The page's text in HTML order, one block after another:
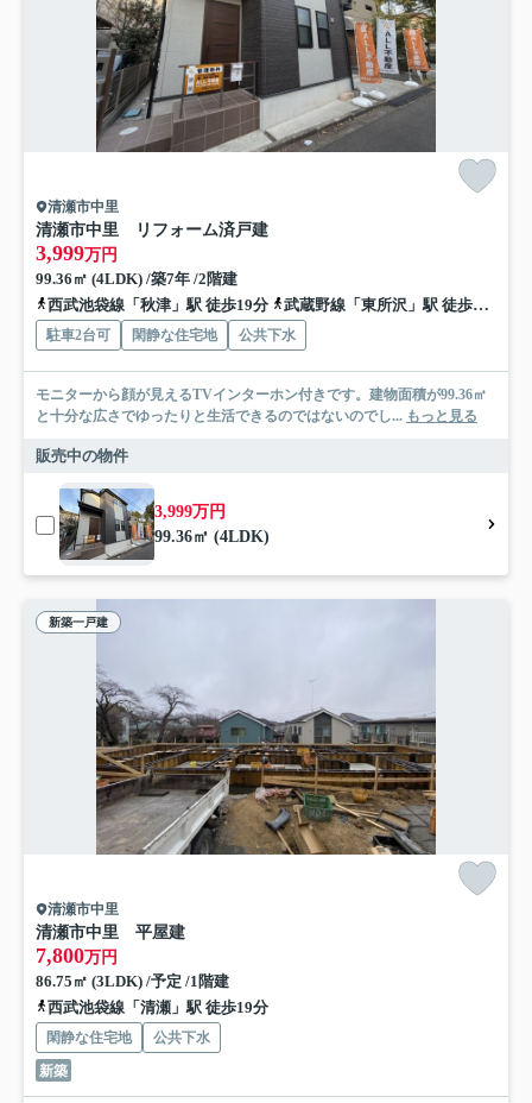
清瀬市中里
清瀬市中里 リフォーム済戸建
3,999万円
99.36㎡ (4LDK) /築7年 /2階建
西武池袋線「秋津」駅 徒歩19分
武蔵野線「東所沢」駅 徒歩24分
駐車2台可 閑静な住宅地 公共下水
モニターから顔が見えるTVインターホン付きです。建物面積が99.36㎡
と十分な広さでゆったりと生活できるのではないのでし... もっと見る
販売中の物件
3,999万円
99.36㎡ (4LDK)
新築一戸建
清瀬市中里
清瀬市中里 平屋建
7,800万円
86.75㎡ (3LDK) /予定 /1階建
西武池袋線「清瀬」駅 徒歩19分
閑静な住宅地
公共下水
新築